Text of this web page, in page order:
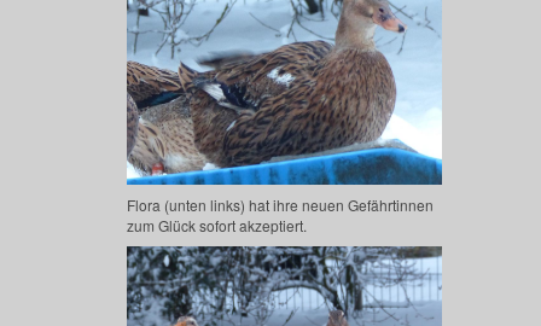
Flora (unten links) hat ihre neuen Gefährtinnen
zum Glück sofort akzeptiert.